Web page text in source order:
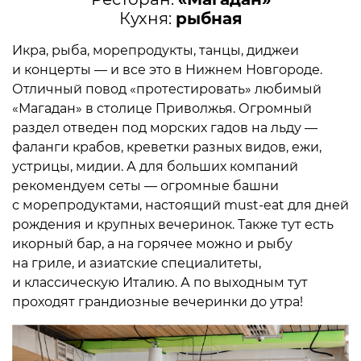
Кухня: рыбная
Икра, рыба, морепродукты, танцы, диджеи
и концерты — и все это в Нижнем Новгороде.
Отличный повод «протестировать» любимый
«Магадан» в столице Приволжья. Огромный
раздел отведен под морских гадов на льду —
фаланги крабов, креветки разных видов, ежи,
устрицы, мидии. А для больших компаний
рекомендуем сеты — огромные башни
с морепродуктами, настоящий must-eat для дней
рождения и крупных вечеринок. Также тут есть
икорный бар, а на горячее можно и рыбу
на гриле, и азиатские специалитеты,
и классическую Италию. А по выходным тут
проходят грандиозные вечеринки до утра!